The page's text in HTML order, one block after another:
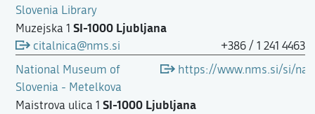
Slovenia Library
Muzejska 1 SI-1000 Ljubljana
+386 / 1 241 4463
citalnica@nms.si
https://www.nms.si/si/
National Museum of
Slovenia - Metelkova
Maistrova ulica 1 SI-1000 Ljubljana